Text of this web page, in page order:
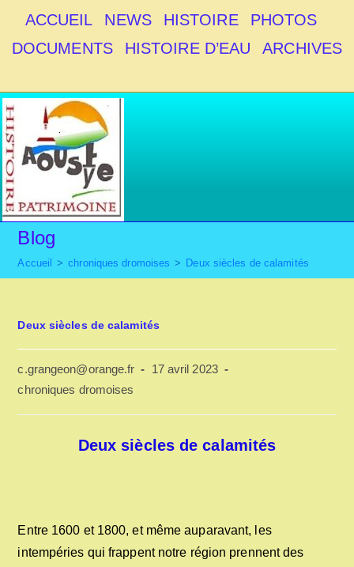
content
ACCUEIL NEWS HISTOIRE
PHOTOS
DOCUMENTS
HISTOIRE D’EAU ARCHIVES
Blog
Accueil > chroniques dromoises > Deux siècles de calamités
Deux siècles de calamités
Auteur/autrice
de
publication :
c.grangeon@orange.fr
Publication
17 avril 2023
Post
chroniques dromoises
Deux siècles de calamités
Entre 1600 et 1800, et même auparavant, les
intempéries qui frappent notre région prennent des